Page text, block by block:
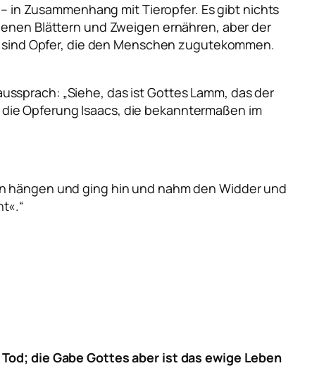
in Zusammenhang mit Tieropfer. Es gibt nichts
Blättern und Zweigen ernähren, aber der
Opfer, die den Menschen zugutekommen.
: „Siehe, das ist Gottes Lamm, das der
Opferung Isaacs, die bekanntermaßen im
hängen und ging hin und nahm den Widder und
die Gabe Gottes aber ist das ewige Leben